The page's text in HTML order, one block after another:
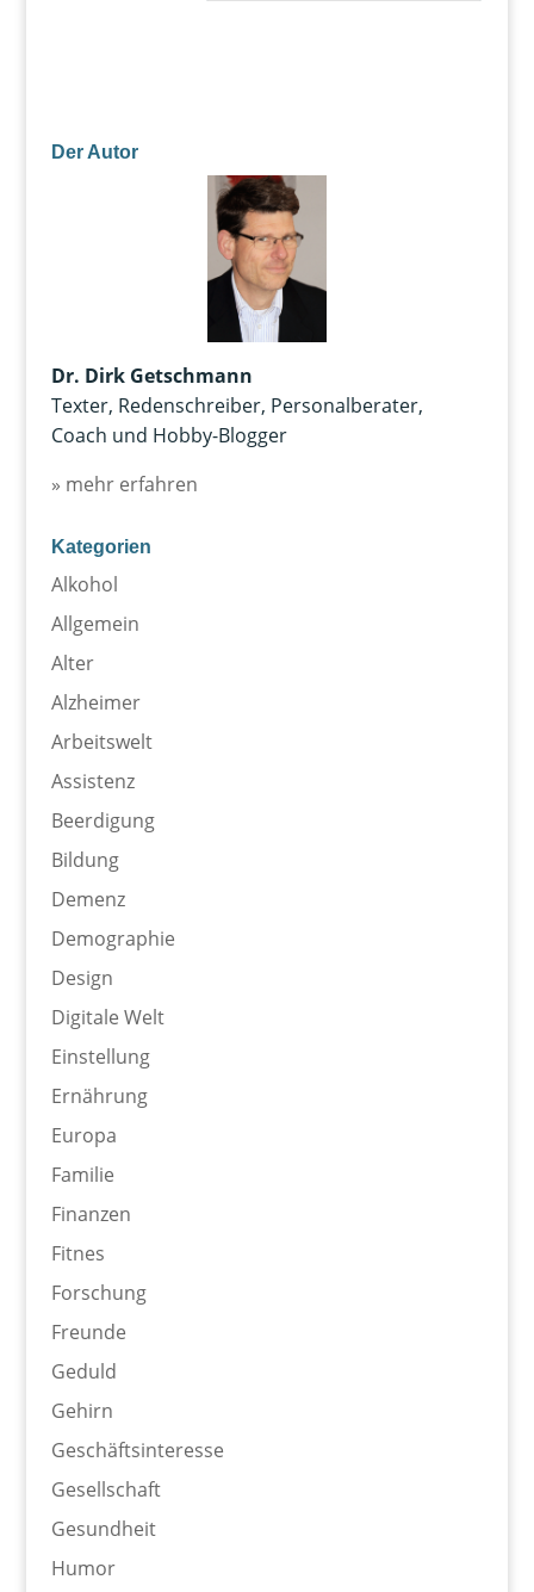
Der Autor
Dr. Dirk Getschmann
Texter, Redenschreiber, Personalberater,
Coach und Hobby-Blogger
» mehr erfahren
Kategorien
Alkohol
Allgemein
Alter
Alzheimer
Arbeitswelt
Assistenz
Beerdigung
Bildung
Demenz
Demographie
Design
Digitale Welt
Einstellung
Ernährung
Europa
Familie
Finanzen
Fitnes
Forschung
Freunde
Geduld
Gehirn
Geschäftsinteresse
Gesellschaft
Gesundheit
Humor